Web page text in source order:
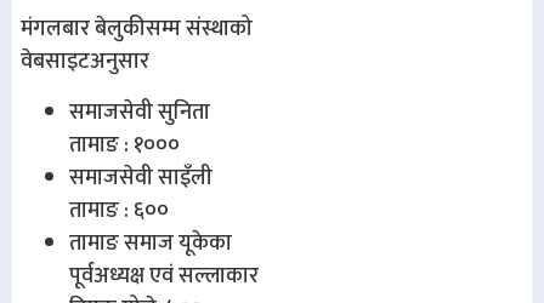
मंगलबार बेलुकीसम्म संस्थाको
वेबसाइटअनुसार
समाजसेवी सुनिता
तामाङ : १०००
समाजसेवी साइँली
तामाङ : ६००
तामाङ समाज यूकेका
पूर्वअध्यक्ष एवं सल्लाकार